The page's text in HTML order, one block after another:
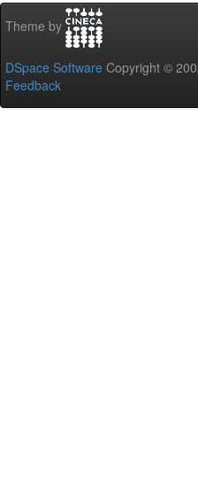
Theme by
DSpace Software Copyright ©
Feedback